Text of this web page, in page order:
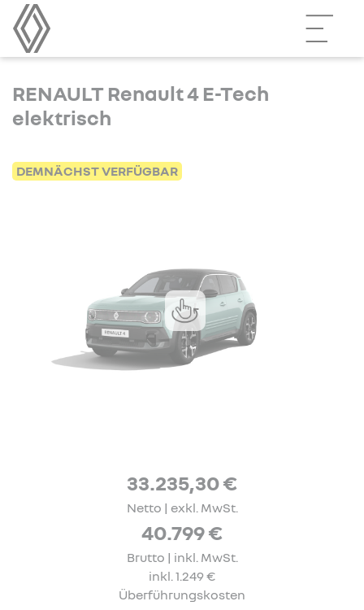
RENAULT Renault 4 E-Tech
elektrisch
DEMNÄCHST VERFÜGBAR
33.235,30 €
Netto | exkl. MwSt.
40.799 €
Brutto | inkl. MwSt.
inkl. 1.249 €
Überführungskosten